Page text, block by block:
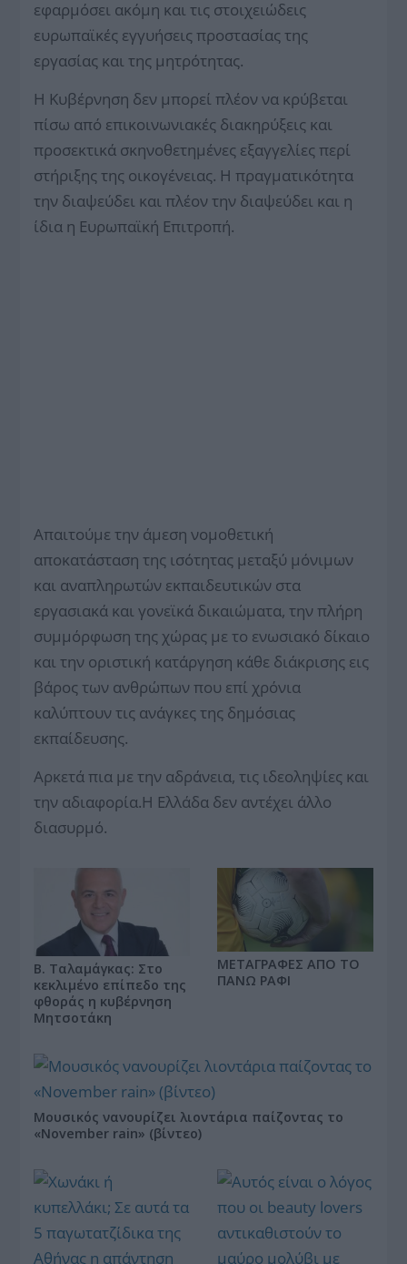
εφαρμόσει ακόμη και τις στοιχειώδεις
ευρωπαϊκές εγγυήσεις προστασίας της
εργασίας και της μητρότητας.
Η Κυβέρνηση δεν μπορεί πλέον να κρύβεται
πίσω από επικοινωνιακές διακηρύξεις και
προσεκτικά σκηνοθετημένες εξαγγελίες περί
στήριξης της οικογένειας. Η πραγματικότητα
την διαψεύδει και πλέον την διαψεύδει και η
ίδια η Ευρωπαϊκή Επιτροπή.
Απαιτούμε την άμεση νομοθετική
αποκατάσταση της ισότητας μεταξύ μόνιμων
και αναπληρωτών εκπαιδευτικών στα
εργασιακά και γονεϊκά δικαιώματα, την πλήρη
συμμόρφωση της χώρας με το ενωσιακό δίκαιο
και την οριστική κατάργηση κάθε διάκρισης εις
βάρος των ανθρώπων που επί χρόνια
καλύπτουν τις ανάγκες της δημόσιας
εκπαίδευσης.
Αρκετά πια με την αδράνεια, τις ιδεοληψίες και
την αδιαφορία.Η Ελλάδα δεν αντέχει άλλο
διασυρμό.
Β. Ταλαμάγκας: Στο
κεκλιμένο επίπεδο της
φθοράς η κυβέρνηση
Μητσοτάκη
ΜΕΤΑΓΡΑΦΕΣ ΑΠΟ ΤΟ
ΠΑΝΩ ΡΑΦΙ
Μουσικός νανουρίζει λιοντάρια παίζοντας το
«November rain» (βίντεο)